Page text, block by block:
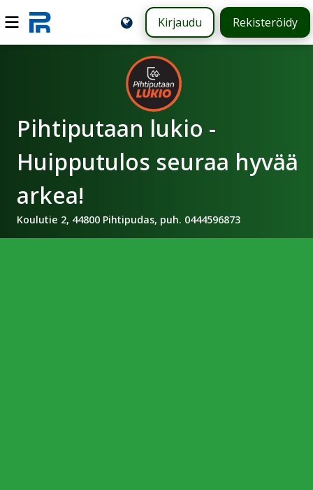
Kirjaudu Rekisteröidy
Pihtiputaan lukio -
Huipputulos seuraa hyvää
arkea!
Koulutie 2, 44800 Pihtipudas, puh. 0444596873